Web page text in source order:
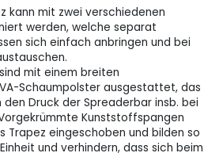
Anfragen.
kann mit zwei verschiedenen
werden, welche separat
sich einfach anbringen und bei
mit einem breiten
Schaumpolster ausgestattet, das
Druck der Spreaderbar insb. bei
Kunststoffspangen
Trapez eingeschoben und bilden so
und verhindern, dass sich beim